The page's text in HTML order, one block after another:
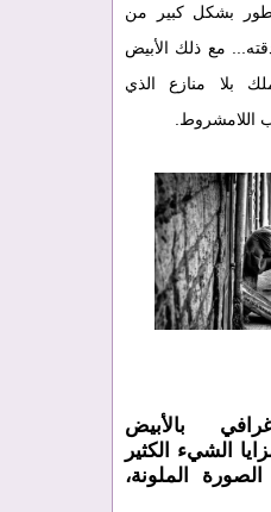
بشكل كبير من
مع ذلك الأبيض
بلا منازع الذي
اللامشروط.
بالأبيض
الشيء الكثير
الملونة،